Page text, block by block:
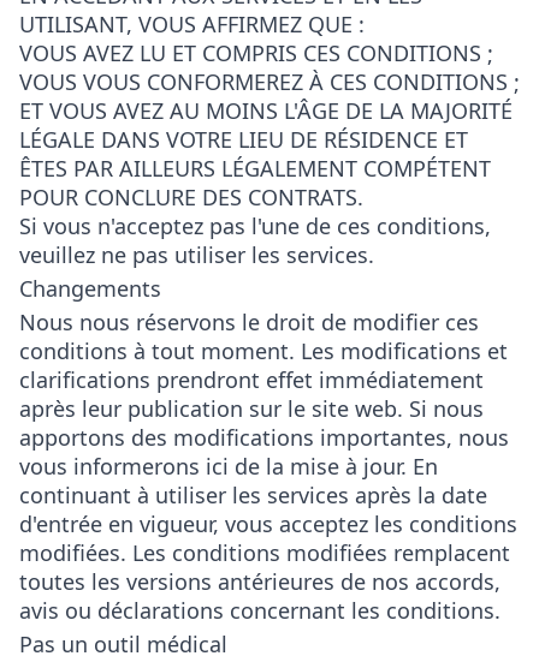
UTILISANT, VOUS AFFIRMEZ QUE :
VOUS AVEZ LU ET COMPRIS CES CONDITIONS ;
VOUS VOUS CONFORMEREZ À CES CONDITIONS ;
ET VOUS AVEZ AU MOINS L'ÂGE DE LA MAJORITÉ
LÉGALE DANS VOTRE LIEU DE RÉSIDENCE ET
ÊTES PAR AILLEURS LÉGALEMENT COMPÉTENT
POUR CONCLURE DES CONTRATS.
Si vous n'acceptez pas l'une de ces conditions,
veuillez ne pas utiliser les services.
Changements
Nous nous réservons le droit de modifier ces
conditions à tout moment. Les modifications et
clarifications prendront effet immédiatement
après leur publication sur le site web. Si nous
apportons des modifications importantes, nous
vous informerons ici de la mise à jour. En
continuant à utiliser les services après la date
d'entrée en vigueur, vous acceptez les conditions
modifiées. Les conditions modifiées remplacent
toutes les versions antérieures de nos accords,
avis ou déclarations concernant les conditions.
Pas un outil médical